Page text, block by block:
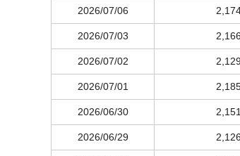
2026/07/06
2026/07/03
2026/07/02
2026/07/01
2026/06/30
2026/06/29